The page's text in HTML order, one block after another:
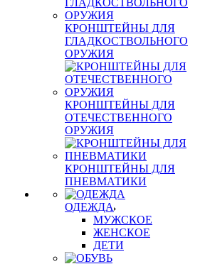
КРОНШТЕЙНЫ ДЛЯ
ГЛАДКОСТВОЛЬНОГО
ОРУЖИЯ
КРОНШТЕЙНЫ ДЛЯ
ОТЕЧЕСТВЕННОГО
ОРУЖИЯ
КРОНШТЕЙНЫ ДЛЯ
ПНЕВМАТИКИ
ОДЕЖДА
МУЖСКОЕ
ЖЕНСКОЕ
ДЕТИ